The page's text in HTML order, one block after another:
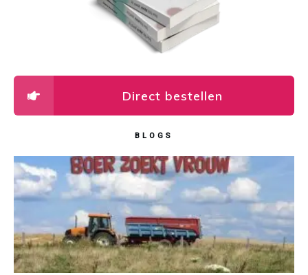
Direct bestellen
BLOGS